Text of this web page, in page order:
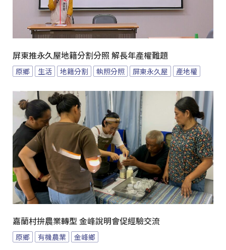
屏東推永久屋地籍分割分照 解長年產權難題
原鄉 生活 地籍分割 執照分照 屏東永久屋 產地權
嘉蘭村拚農業轉型 金峰說明會促經驗交流
原鄉 有機農業 金峰鄉